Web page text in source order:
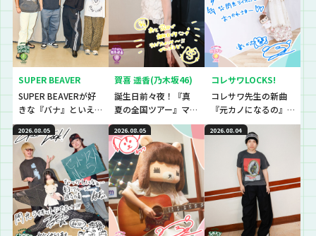
SUPER BEAVER
SUPER BEAVERが好
きな『バナ』といえ
ば〜？『恋バナ』だ
ぁぁぁ！！！今回は
生徒と、恋バナ逆
電！！！！
賀喜 遥香(乃木坂46)
誕生日前々夜！『真
夏の全国ツアー』マ
ストアイテムと
は！？
コレサワLOCKS!
コレサワ先生の新曲
『元カノになるの』
初解禁！！！！！
2026.08.05 2026.08.05 2026.08.04